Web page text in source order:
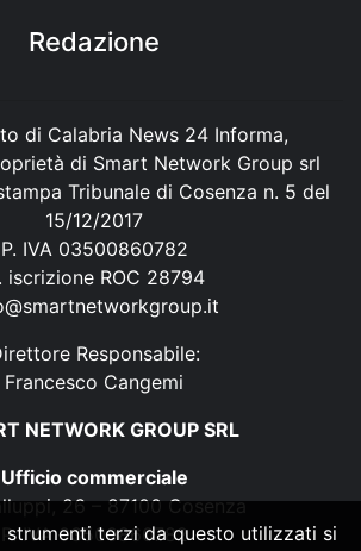
Redazione
di Calabria News 24 Informa,
di Smart Network Group srl
Tribunale di Cosenza n. 5 del
15/12/2017
P. IVA 03500860782
iscrizione ROC 28794
Responsabile:
Francesco Cangemi
NETWORK GROUP SRL
Ufficio commerciale
26 – 87100 Cosenza
P. IVA 03500860782
strumenti terzi da questo utilizzati si